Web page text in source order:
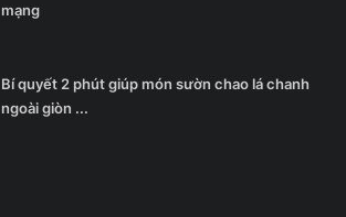
mạng
Bí quyết 2 phút giúp món sườn chao lá chanh
ngoài giòn ...